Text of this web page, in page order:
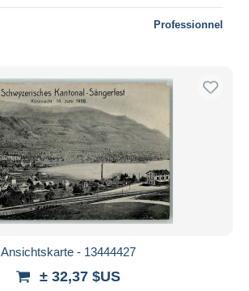
Professionnel
Ansichtskarte - 13444427
± 32,37 $US